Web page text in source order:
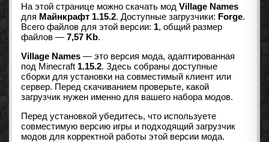
На этой странице можно скачать мод Village Names
для Майнкрафт 1.15.2. Доступные загрузчики: Forge.
Всего файлов для этой версии: 1, общий размер
файлов — 7,57 Kb.
Village Names — это версия мода, адаптированная
под Minecraft 1.15.2. Здесь собраны доступные
сборки для установки на совместимый клиент или
сервер. Перед скачиванием проверьте, какой
загрузчик нужен именно для вашего набора модов.
Перед установкой убедитесь, что используете
совместимую версию игры и подходящий загрузчик
модов для корректной работы этой версии мода.